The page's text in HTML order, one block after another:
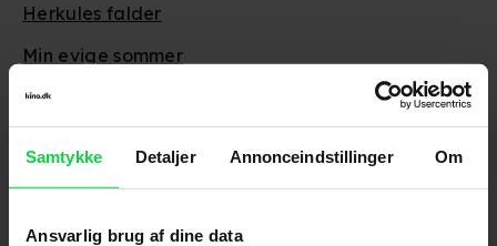
Samtykke Detaljer Annonceindstillinger Om
Ansvarlig brug af dine data
Herkules falder
Min evige sommer
Sønnike